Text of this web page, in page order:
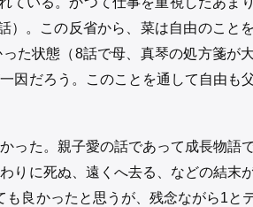
）。この反省から、菜は自由のこと
た状態（8話で母、真琴の処方箋が
因だろう。このことを通して自由も
った。親子愛の話であって成長物語
りに死ぬ、遠くへ去る、などの結末
良かったと思うが、残念ながら1と